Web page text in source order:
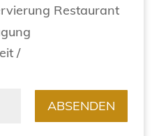
Restaurant
/
ABSENDEN